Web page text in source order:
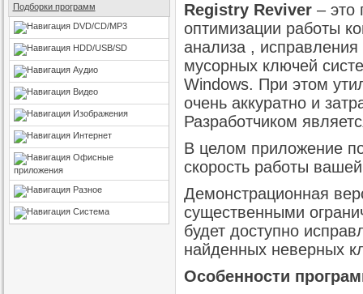
Подборки программ
DVD/CD/MP3
HDD/USB/SD
Аудио
Видео
Изображения
Интернет
Офисные
приложения
Разное
Система
Registry Reviver– это
оптимизации работы
анализа ,
мусорных ключей
Windows. При этом
очень аккуратно и
Разработчиком
В целом приложение
скорость работы
Демонстрационная
существенными
будет доступно
найденных неверных
Особенности